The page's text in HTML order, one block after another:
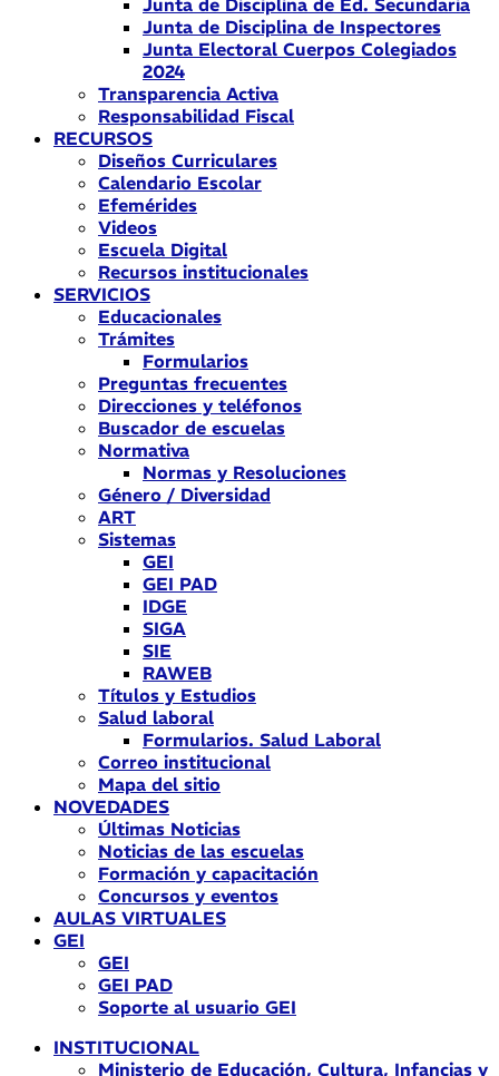
Junta de Disciplina de Ed. Secundaria
Junta de Disciplina de Inspectores
Junta Electoral Cuerpos Colegiados
2024
Transparencia Activa
Responsabilidad Fiscal
RECURSOS
Diseños Curriculares
Calendario Escolar
Efemérides
Videos
Escuela Digital
Recursos institucionales
SERVICIOS
Educacionales
Trámites
Formularios
Preguntas frecuentes
Direcciones y teléfonos
Buscador de escuelas
Normativa
Normas y Resoluciones
Género / Diversidad
ART
Sistemas
GEI
GEI PAD
IDGE
SIGA
SIE
RAWEB
Títulos y Estudios
Salud laboral
Formularios. Salud Laboral
Correo institucional
Mapa del sitio
NOVEDADES
Últimas Noticias
Noticias de las escuelas
Formación y capacitación
Concursos y eventos
AULAS VIRTUALES
GEI
GEI
GEI PAD
Soporte al usuario GEI
INSTITUCIONAL
Ministerio de Educación, Cultura, Infancias y